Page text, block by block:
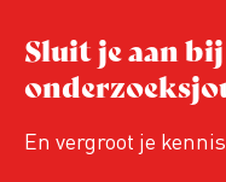
Sluit je aan
En vergroot je